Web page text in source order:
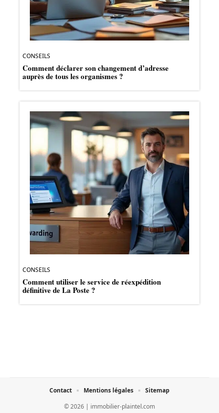
CONSEILS
Comment déclarer son changement d’adresse
auprès de tous les organismes ?
CONSEILS
Comment utiliser le service de réexpédition
définitive de La Poste ?
© 2026 | immobilier-plaintel.com
Contact Mentions légales Sitemap